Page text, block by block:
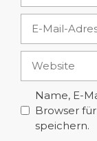
Mail-
Adresse
Name, E-
Browser
speichern.